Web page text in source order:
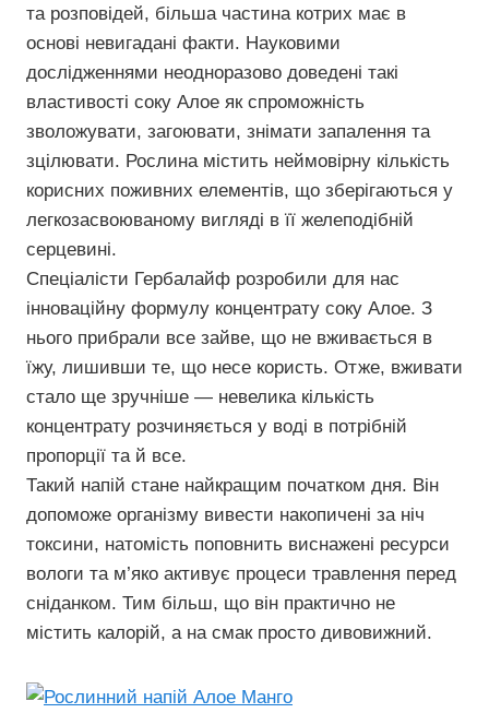
та розповідей, більша частина котрих має в
основі невигадані факти. Науковими
дослідженнями неодноразово доведені такі
властивості соку Алое як спроможність
зволожувати, загоювати, знімати запалення та
зцілювати. Рослина містить неймовірну кількість
корисних поживних елементів, що зберігаються у
легкозасвоюваному вигляді в її желеподібній
серцевині.
Спеціалісти Гербалайф розробили для нас
інноваційну формулу концентрату соку Алое. З
нього прибрали все зайве, що не вживається в
їжу, лишивши те, що несе користь. Отже, вживати
стало ще зручніше — невелика кількість
концентрату розчиняється у воді в потрібній
пропорції та й все.
Такий напій стане найкращим початком дня. Він
допоможе організму вивести накопичені за ніч
токсини, натомість поповнить виснажені ресурси
вологи та м’яко активує процеси травлення перед
сніданком. Тим більш, що він практично не
містить калорій, а на смак просто дивовижний.